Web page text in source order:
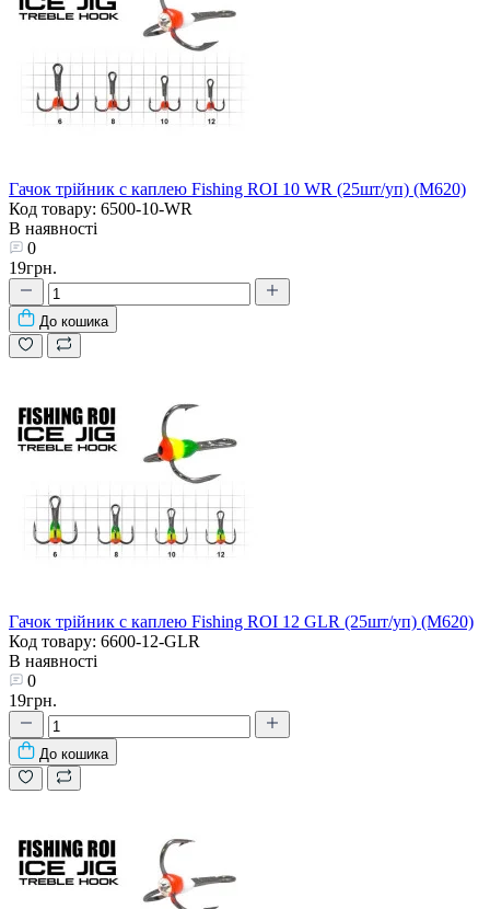
Гачок трійник с каплею Fishing ROI 10 WR (25шт/уп) (M620)
Код товару: 6500-10-WR
В наявності
0
19грн.
До кошика
Гачок трійник с каплею Fishing ROI 12 GLR (25шт/уп) (M620)
Код товару: 6600-12-GLR
В наявності
0
19грн.
До кошика